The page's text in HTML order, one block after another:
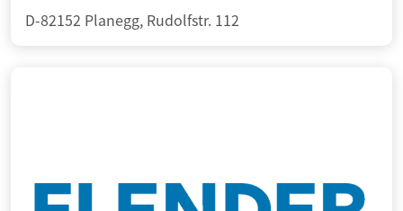
D-82152 Planegg, Rudolfstr. 112